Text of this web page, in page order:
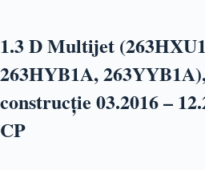
1.3 D Multijet
263HYB1A,
construcție 03.2016 –
CP